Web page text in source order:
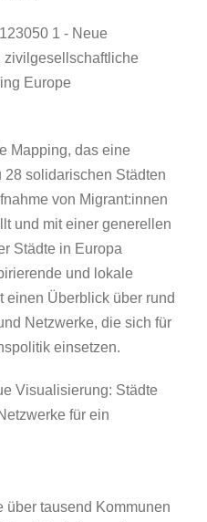
Mapping, das eine
solidarischen Städten
von Migrant:innen
und mit einer generellen
Städte in Europa
und lokale
einen Überblick über rund
Netzwerke, die sich für
einsetzen.
über tausend Kommunen